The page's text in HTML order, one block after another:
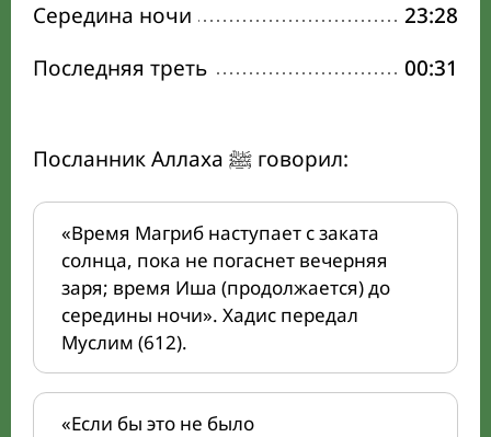
Середина ночи
23:28
Последняя треть
00:31
Посланник Аллаха ﷺ говорил:
«Время Магриб наступает с заката
солнца, пока не погаснет вечерняя
заря; время Иша (продолжается) до
середины ночи». Хадис передал
Муслим (612).
«Если бы это не было